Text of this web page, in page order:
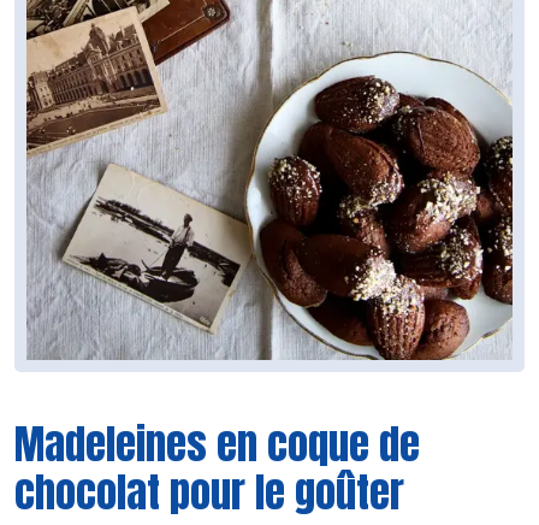
Madeleines en coque de
chocolat pour le goûter